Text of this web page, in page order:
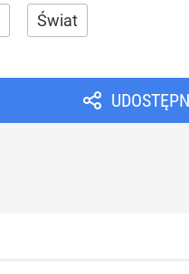
Świat